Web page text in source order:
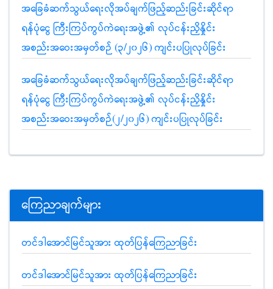
အခြေခံဆက်သွယ်ရေးလိုအပ်ချက်ဖြည့်ဆည်းခြင်းဆိုင်ရာ
ရန်ပုံငွေ ကြီးကြပ်ကွပ်ကဲရေးအဖွဲ့၏ လုပ်ငန်းညှိနှိုင်း
အစည်းအဝေးအမှတ်စဉ် (၃/၂၀၂၆) ကျင်းပပြုလုပ်ခြင်း
အခြေခံဆက်သွယ်ရေးလိုအပ်ချက်ဖြည့်ဆည်းခြင်းဆိုင်ရာ
ရန်ပုံငွေ ကြီးကြပ်ကွပ်ကဲရေးအဖွဲ့၏ လုပ်ငန်းညှိနှိုင်း
အစည်းအဝေးအမှတ်စဉ်(၂/၂၀၂၆) ကျင်းပပြုလုပ်ခြင်း
ကြေညာချက်များ
တင်ဒါအောင်မြင်သူအား ထုတ်ပြန်ကြေညာခြင်း
တင်ဒါအောင်မြင်သူအား ထုတ်ပြန်ကြေညာခြင်း